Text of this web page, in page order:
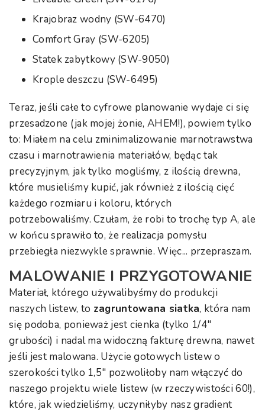
Krajobraz wodny (SW-6470)
Comfort Gray (SW-6205)
Statek zabytkowy (SW-9050)
Krople deszczu (SW-6495)
Teraz, jeśli całe to cyfrowe planowanie wydaje ci się
przesadzone (jak mojej żonie, AHEM!), powiem tylko
to: Miałem na celu zminimalizowanie marnotrawstwa
czasu i marnotrawienia materiałów, będąc tak
precyzyjnym, jak tylko mogliśmy, z ilością drewna,
które musieliśmy kupić, jak również z ilością cięć
każdego rozmiaru i koloru, których
potrzebowaliśmy. Czułam, że robi to trochę typ A, ale
w końcu sprawiło to, że realizacja pomysłu
przebiegła niezwykle sprawnie. Więc... przepraszam.
MALOWANIE I PRZYGOTOWANIE
Materiał, którego używalibyśmy do produkcji
naszych listew, to zagruntowana siatka, która nam
się podoba, ponieważ jest cienka (tylko 1/4″
grubości) i nadal ma widoczną fakturę drewna, nawet
jeśli jest malowana. Użycie gotowych listew o
szerokości tylko 1,5″ pozwoliłoby nam włączyć do
naszego projektu wiele listew (w rzeczywistości 60!),
które, jak wiedzieliśmy, uczyniłyby nasz gradient